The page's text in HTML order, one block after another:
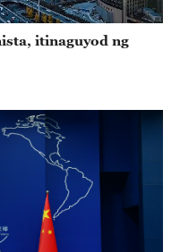
itinaguyod ng